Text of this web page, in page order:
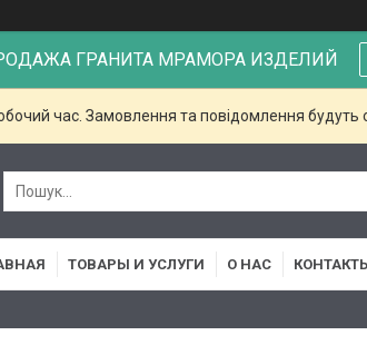
ГРАНИТА МРАМОРА ИЗДЕЛИЙ
час. Замовлення та повідомлення
ТОВАРЫ И УСЛУГИ О НАС